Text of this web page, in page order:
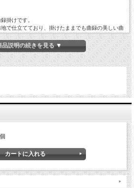
掛けです。
で仕立てており、掛けたままでも曲録の美しい曲
でき、丈夫なスーパー紗地で大切な法衣をお守り
す。
小花」柄です。 こちらの商品はまわりの部分
説明の続きを見る ▼
個